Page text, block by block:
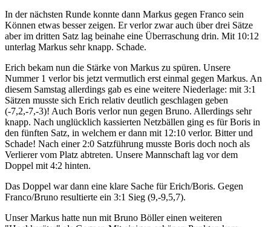
In der nächsten Runde konnte dann Markus gegen Franco sein
Können etwas besser zeigen. Er verlor zwar auch über drei Sätze
aber im dritten Satz lag beinahe eine Überraschung drin. Mit 10:12
unterlag Markus sehr knapp. Schade.
Erich bekam nun die Stärke von Markus zu spüren. Unsere
Nummer 1 verlor bis jetzt vermutlich erst einmal gegen Markus. An
diesem Samstag allerdings gab es eine weitere Niederlage: mit 3:1
Sätzen musste sich Erich relativ deutlich geschlagen geben
(-7,2,-7,-3)! Auch Boris verlor nun gegen Bruno. Allerdings sehr
knapp. Nach unglücklich kassierten Netzbällen ging es für Boris in
den fünften Satz, in welchem er dann mit 12:10 verlor. Bitter und
Schade! Nach einer 2:0 Satzführung musste Boris doch noch als
Verlierer vom Platz abtreten. Unsere Mannschaft lag vor dem
Doppel mit 4:2 hinten.
Das Doppel war dann eine klare Sache für Erich/Boris. Gegen
Franco/Bruno resultierte ein 3:1 Sieg (9,-9,5,7).
Unser Markus hatte nun mit Bruno Böller einen weiteren